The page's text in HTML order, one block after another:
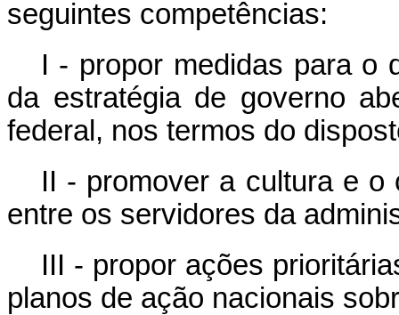
seguintes competências:
I - propor medidas para o
da estratégia de governo
federal, nos termos do
II - promover a cultura e o
entre os servidores da
III - propor ações
planos de ação nacionais